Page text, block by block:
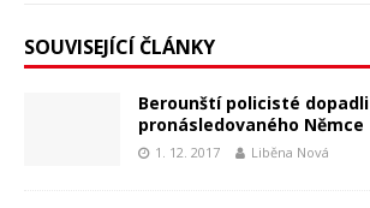
SOUVISEJÍCÍ ČLÁNKY
Berounští policisté dopadli
pronásledovaného Němce
1. 12. 2017 Liběna Nová